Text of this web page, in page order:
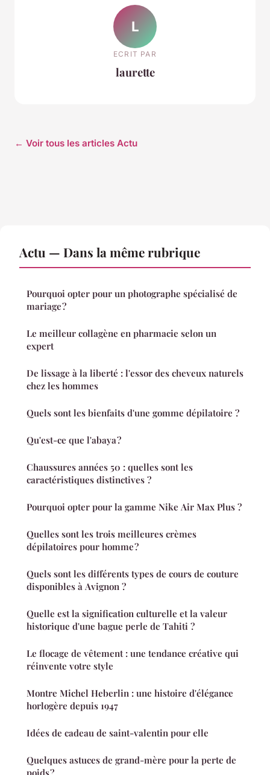
L
ECRIT PAR
laurette
← Voir tous les articles Actu
Actu — Dans la même rubrique
Pourquoi opter pour un photographe spécialisé de
mariage ?
Le meilleur collagène en pharmacie selon un
expert
De lissage à la liberté : l'essor des cheveux naturels
chez les hommes
Quels sont les bienfaits d'une gomme dépilatoire ?
Qu'est-ce que l'abaya ?
Chaussures années 50 : quelles sont les
caractéristiques distinctives ?
Pourquoi opter pour la gamme Nike Air Max Plus ?
Quelles sont les trois meilleures crèmes
dépilatoires pour homme ?
Quels sont les différents types de cours de couture
disponibles à Avignon ?
Quelle est la signification culturelle et la valeur
historique d'une bague perle de Tahiti ?
Le flocage de vêtement : une tendance créative qui
réinvente votre style
Montre Michel Heberlin : une histoire d'élégance
horlogère depuis 1947
Idées de cadeau de saint-valentin pour elle
Quelques astuces de grand-mère pour la perte de